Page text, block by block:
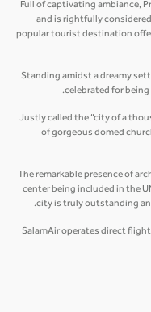
Full of captivating
and is rightfully
popular tourist destination
Standing amidst a dreamy
celebrated for
Justly called the “city of a
of gorgeous domed
The remarkable presence of
center being included in
city is truly outstanding
SalamAir operates direct